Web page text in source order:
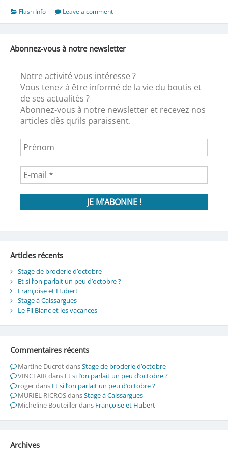
Flash Info Leave a comment
Abonnez-vous à notre newsletter
Notre activité vous intéresse ?
Vous tenez à être informé de la vie du boutis et
de ses actualités ?
Abonnez-vous à notre newsletter et recevez nos
articles dès qu’ils paraissent.
Articles récents
Stage de broderie d’octobre
Et si l’on parlait un peu d’octobre ?
Françoise et Hubert
Stage à Caissargues
Le Fil Blanc et les vacances
Commentaires récents
Martine DucrotdansStage de broderie d’octobre
VINCLAIRdans Et si l’on parlait un peu d’octobre ?
rogerdans Et si l’on parlait un peu d’octobre ?
MURIEL RICROSdansStage à Caissargues
Micheline Bouteillerdans Françoise et Hubert
Archives